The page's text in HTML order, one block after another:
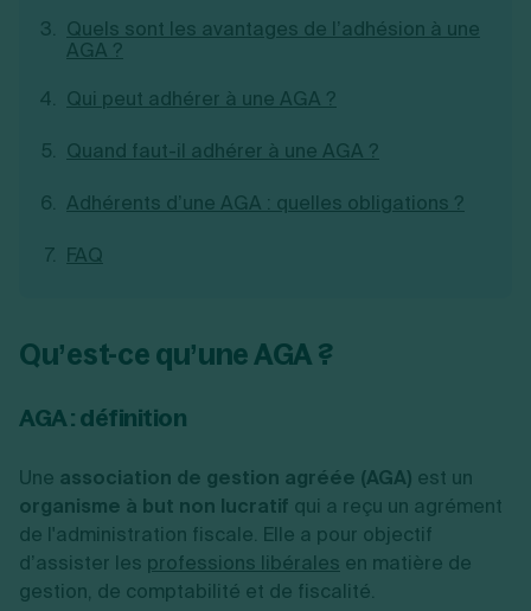
Toutes les modifications
Je suis autonome
Je souhaite être accompagné
Découvrez notre cabinet d'expertise
Création d'EURL
Création de SASU
Création de SAS
Création d'association
Ouverture compte pro
Quels sont les avantages de l’adhésion à une
AGA ?
Qui peut adhérer à une AGA ?
Quand faut-il adhérer à une AGA ?
Adhérents d’une AGA : quelles obligations ?
FAQ
Qu’est-ce qu’une AGA ?
AGA : définition
Une association de gestion agréée (AGA) est un
organisme à but non lucratif qui a reçu un agrément
de l'administration fiscale. Elle a pour objectif
d’assister les professions libérales en matière de
gestion, de comptabilité et de fiscalité.